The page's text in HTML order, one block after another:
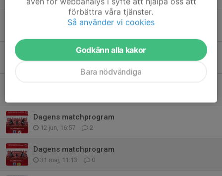
Hemmamatch mot Malmö FF den 27 juli
Träningsmatch lördag 18 juli
17 jul, 10:20 0
Dagens matchprogram
12 jun, 16:57 2
Dagens matchprogram
31 maj, 11:13 0
förbättra våra tjänster.
Så använder vi cookies
Godkänn alla kakor
Bara nödvändiga